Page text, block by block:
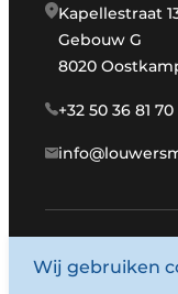
Kapellestraat
Gebouw G
8020
+32 50 36 81 70
Wij gebruiken